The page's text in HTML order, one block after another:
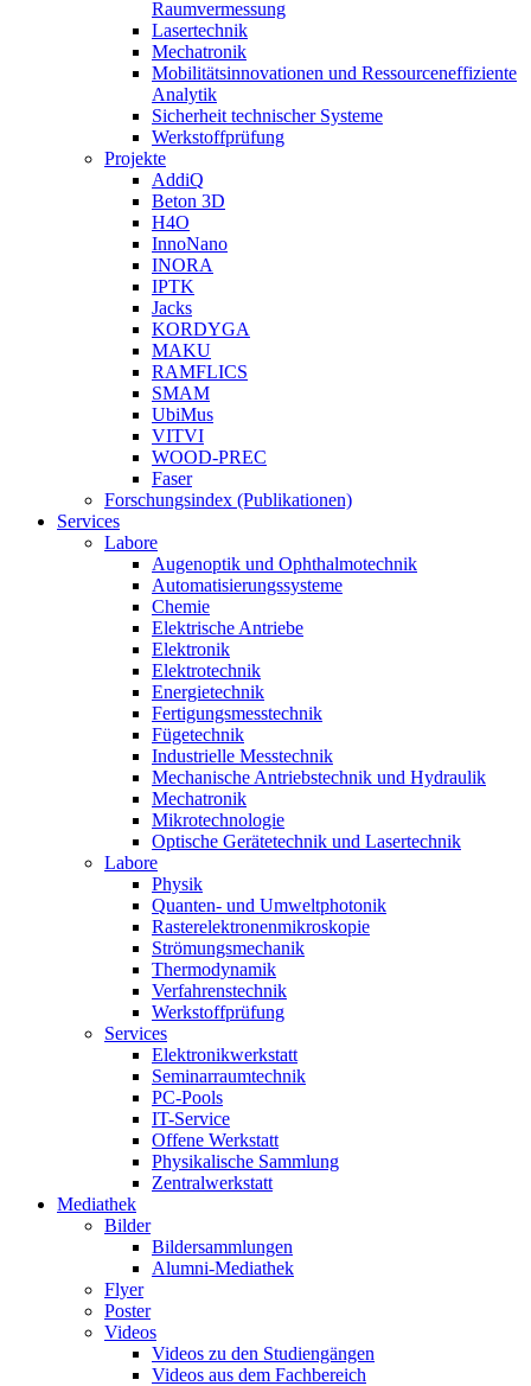
Raumvermessung
Lasertechnik
Mechatronik
Mobilitätsinnovationen und Ressourceneffiziente
Analytik
Sicherheit technischer Systeme
Werkstoffprüfung
Projekte
AddiQ
Beton 3D
H4O
InnoNano
INORA
IPTK
Jacks
KORDYGA
MAKU
RAMFLICS
SMAM
UbiMus
VITVI
WOOD-PREC
Faser
Forschungsindex (Publikationen)
Services
Labore
Augenoptik und Ophthalmotechnik
Automatisierungssysteme
Chemie
Elektrische Antriebe
Elektronik
Elektrotechnik
Energietechnik
Fertigungsmesstechnik
Fügetechnik
Industrielle Messtechnik
Mechanische Antriebstechnik und Hydraulik
Mechatronik
Mikrotechnologie
Optische Gerätetechnik und Lasertechnik
Labore
Physik
Quanten- und Umweltphotonik
Rasterelektronenmikroskopie
Strömungsmechanik
Thermodynamik
Verfahrenstechnik
Werkstoffprüfung
Services
Elektronikwerkstatt
Seminarraumtechnik
PC-Pools
IT-Service
Offene Werkstatt
Physikalische Sammlung
Zentralwerkstatt
Mediathek
Bilder
Bildersammlungen
Alumni-Mediathek
Flyer
Poster
Videos
Videos zu den Studiengängen
Videos aus dem Fachbereich